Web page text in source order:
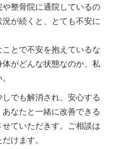
や整骨院に通院しているの
が続くと、とても不安に
ことで不安を抱えているな
体がどんな状態なのか、私
でも解消され、安心する
なたと一緒に改善できる
ていただきす。ご相談は
けます。